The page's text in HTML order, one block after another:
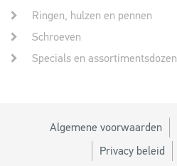
Ringen, hulzen en pennen
Schroeven
Specials en assortimentsdozen
Algemene voorwaarden
Privacy beleid